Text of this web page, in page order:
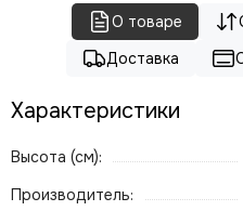
О товаре
Доставка
Характеристики
Высота (см):
Производитель: